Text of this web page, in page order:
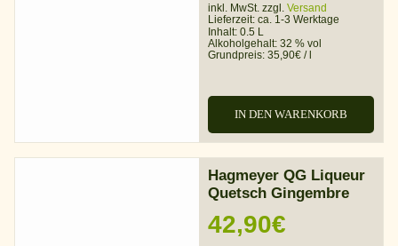
inkl. MwSt. zzgl. Versand
Lieferzeit: ca. 1-3 Werktage
Inhalt: 0.5 L
Alkoholgehalt: 32 % vol
Grundpreis: 35,90€ /l
IN DEN WARENKORB
Hagmeyer QG Liqueur
Quetsch Gingembre
42,90€